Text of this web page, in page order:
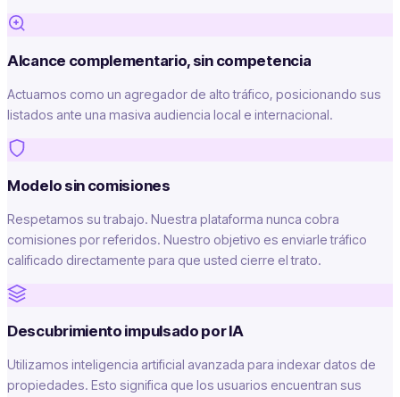
Alcance complementario, sin competencia
Actuamos como un agregador de alto tráfico, posicionando sus
listados ante una masiva audiencia local e internacional.
Modelo sin comisiones
Respetamos su trabajo. Nuestra plataforma nunca cobra
comisiones por referidos. Nuestro objetivo es enviarle tráfico
calificado directamente para que usted cierre el trato.
Descubrimiento impulsado por IA
Utilizamos inteligencia artificial avanzada para indexar datos de
propiedades. Esto significa que los usuarios encuentran sus